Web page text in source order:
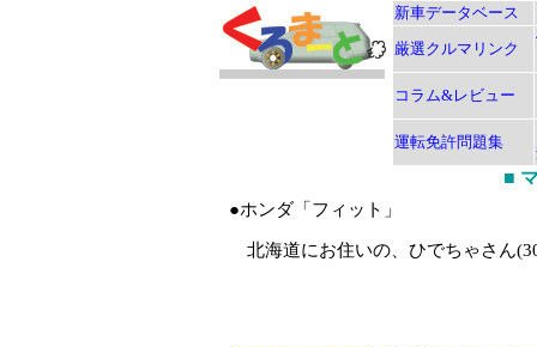
新車データベース
厳選クルマリンク
コラム&レビュー
運転免許問題集
■
●ホンダ「フィット」
北海道にお住いの、ひでちゃさん